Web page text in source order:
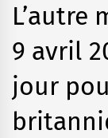
L’autre
9 avril
jour